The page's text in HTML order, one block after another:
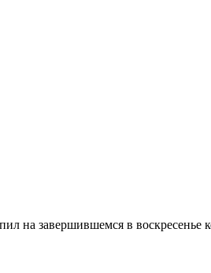
на завершившемся в воскресенье